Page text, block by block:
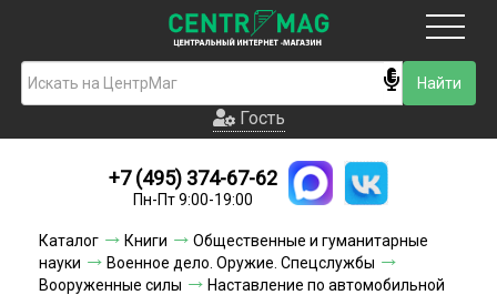
Гость
Новинки
Условия доставки
Условия оплаты
Гость
+7 (495) 374-67-62
Пн-Пт 9:00-19:00
Каталог Книги
Общественные и гуманитарные
науки
Военное дело. Оружие. Спецслужбы
Вооруженные силы
Наставление по автомобильной